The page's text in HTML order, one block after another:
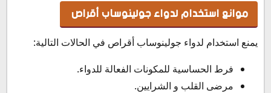
موانع استخدام لدواء جولينوساب أقراص
يمنع استخدام لدواء جولينوساب أقراص في الحالات التالية:
فرط الحساسية للمكونات الفعالة للدواء.
مرضى القلب و الشرايين.